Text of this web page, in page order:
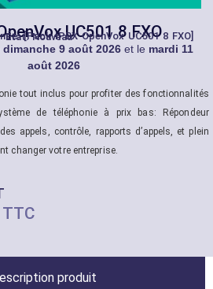
UC501 8 FXO
[Pack IPBX OpenVox UC501 8 FXO]
État: Nouveau
dimanche 9 août 2026et le mardi 11
août 2026
tout inclus pour profiter des fonctionnalités
de téléphonie à prix bas: Répondeur
appels, contrôle, rapports d’appels, et plein
changer votre entreprise.
TTC
produit